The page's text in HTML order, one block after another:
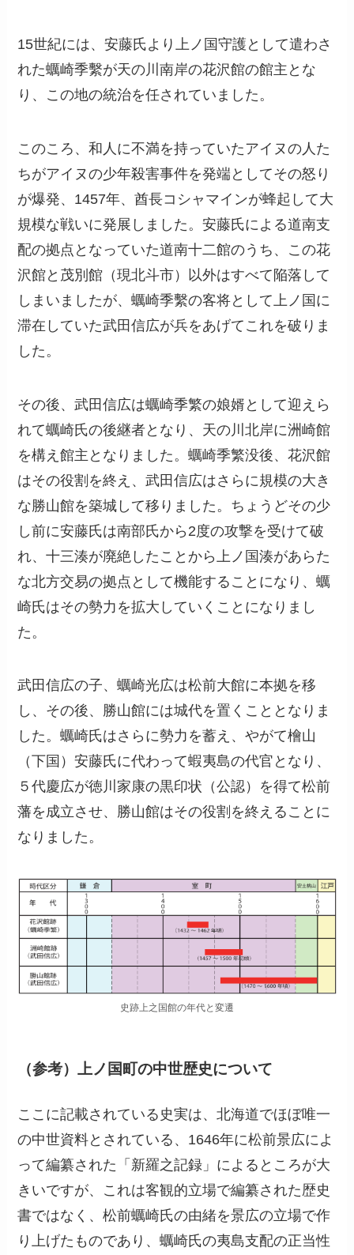
15世紀には、安藤氏より上ノ国守護として遣わさ
れた蠣崎季繫が天の川南岸の花沢館の館主とな
り、この地の統治を任されていました。
このころ、和人に不満を持っていたアイヌの人た
ちがアイヌの少年殺害事件を発端としてその怒り
が爆発、1457年、酋長コシャマインが蜂起して大
規模な戦いに発展しました。安藤氏による道南支
配の拠点となっていた道南十二館のうち、この花
沢館と茂別館（現北斗市）以外はすべて陥落して
しまいましたが、蠣崎季繫の客将として上ノ国に
滞在していた武田信広が兵をあげてこれを破りま
した。
その後、武田信広は蠣崎季繁の娘婿として迎えら
れて蠣崎氏の後継者となり、天の川北岸に洲崎館
を構え館主となりました。蠣崎季繁没後、花沢館
はその役割を終え、武田信広はさらに規模の大き
な勝山館を築城して移りました。ちょうどその少
し前に安藤氏は南部氏から2度の攻撃を受けて破
れ、十三湊が廃絶したことから上ノ国湊があらた
な北方交易の拠点として機能することになり、蠣
崎氏はその勢力を拡大していくことになりまし
た。
武田信広の子、蠣崎光広は松前大館に本拠を移
し、その後、勝山館には城代を置くこととなりま
した。蠣崎氏はさらに勢力を蓄え、やがて檜山
（下国）安藤氏に代わって蝦夷島の代官となり、
５代慶広が徳川家康の黒印状（公認）を得て松前
藩を成立させ、勝山館はその役割を終えることに
なりました。
史跡上之国館の年代と変遷
（参考）上ノ国町の中世歴史について
ここに記載されている史実は、北海道でほぼ唯一
の中世資料とされている、1646年に松前景広によ
って編纂された「新羅之記録」によるところが大
きいですが、これは客観的立場で編纂された歴史
書ではなく、松前蠣崎氏の由緒を景広の立場で作
り上げたものであり、蠣崎氏の夷島支配の正当性